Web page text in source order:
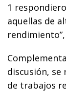
1
aquellas de
discusión, se
de trabajos